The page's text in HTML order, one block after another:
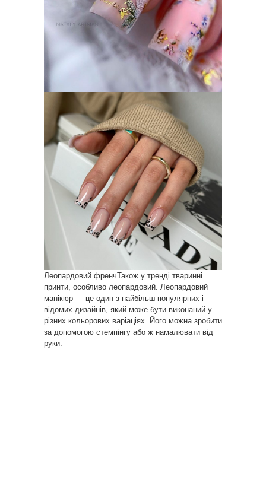
Леопардовий френчТакож у тренді тваринні
принти, особливо леопардовий. Леопардовий
манікюр — це один з найбільш популярних і
відомих дизайнів, який може бути виконаний у
різних кольорових варіаціях. Його можна зробити
за допомогою стемпінгу або ж намалювати від
руки.